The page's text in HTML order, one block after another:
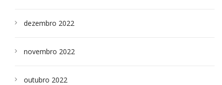
dezembro 2022
novembro 2022
outubro 2022